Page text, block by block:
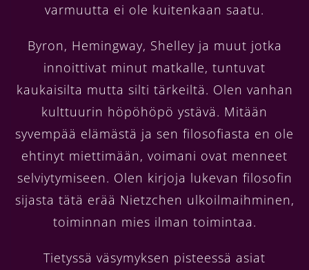
varmuutta ei ole kuitenkaan saatu.
Byron, Hemingway, Shelley ja muut jotka
innoittivat minut matkalle, tuntuvat
kaukaisilta mutta silti tärkeiltä. Olen vanhan
kulttuurin höpöhöpö ystävä. Mitään
syvempää elämästä ja sen filosofiasta en ole
ehtinyt miettimään, voimani ovat menneet
selviytymiseen. Olen kirjoja lukevan filosofin
sijasta tätä erää Nietzchen ulkoilmaihminen,
toiminnan mies ilman toimintaa.
Tietyssä väsymyksen pisteessä asiat